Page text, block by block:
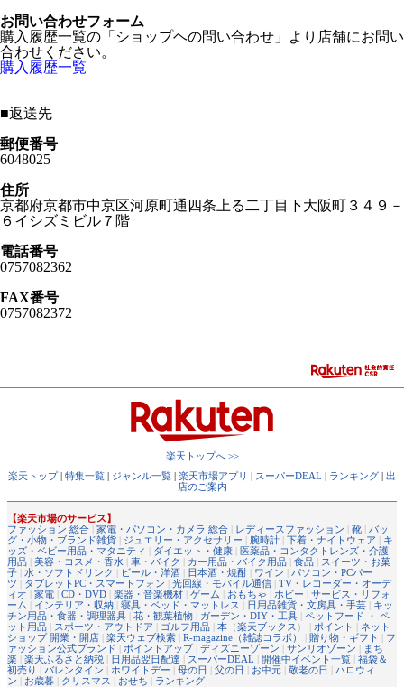
お問い合わせフォーム
購入履歴一覧の「ショップヘの問い合わせ」より店舗にお問い
合わせください。
購入履歴一覧
■返送先
郵便番号
6048025
住所
京都府京都市中京区河原町通四条上る二丁目下大阪町３４９－
６イシズミビル７階
電話番号
0757082362
FAX番号
0757082372
楽天トップへ >>
楽天トップ| 特集一覧 | ジャンル一覧 | 楽天市場アプリ | スーパーDEAL | ランキング | 出
店のご案内
【楽天市場のサービス】
ファッション 総合 | 家電・パソコン・カメラ 総合 | レディースファッション | 靴 | バッ
グ・小物・ブランド雑貨 | ジュエリー・アクセサリー | 腕時計 | 下着・ナイトウェア | キ
ッズ・ベビー用品・マタニティ | ダイエット・健康 | 医薬品・コンタクトレンズ・介護
用品 | 美容・コスメ・香水 | 車・バイク | カー用品・バイク用品 | 食品 | スイーツ・お菓
子 | 水・ソフトドリンク | ビール・洋酒 | 日本酒・焼酎 | ワイン | パソコン・PCパー
ツ | タブレットPC・スマートフォン | 光回線・モバイル通信 | TV・レコーダー・オーデ
ィオ | 家電 | CD・DVD | 楽器・音楽機材 | ゲーム | おもちゃ | ホビー | サービス・リフォ
ーム | インテリア・収納 | 寝具・ベッド・マットレス | 日用品雑貨・文房具・手芸 | キッ
チン用品・食器・調理器具 | 花・観葉植物 | ガーデン・DIY・工具 | ペットフード ・ ペ
ット用品 | スポーツ・アウトドア | ゴルフ用品 | 本 （楽天ブックス ） | ポイント | ネット
ショップ 開業・開店 | 楽天ウェブ検索 | R-magazine（雑誌コラボ） | 贈り物・ギフト | フ
ァッション公式ブランド | ポイントアップ| ディズニーゾーン | サンリオゾーン | まち
楽 | 楽天ふるさと納税 | 日用品翌日配達 | スーパーDEAL | 開催中イベント一覧 | 福袋＆
初売り | バレンタイン | ホワイトデー | 母の日 | 父の日 | お中元 | 敬老の日 | ハロウィ
ン | お歳暮 | クリスマス | おせち | ランキング